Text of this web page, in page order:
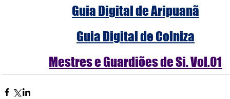
Guia Digital de Aripuanã
Guia Digital de Colniza
Mestres e Guardiões de Si. Vol.01